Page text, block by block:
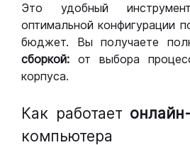
Это удобный
оптимальной конфигурации
бюджет. Вы получаете
сборкой: от выбора
корпуса.
Как работает
компьютера